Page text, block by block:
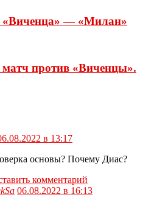
«Виченца» — «Милан»
против «Виченцы».
в 13:17
основы? Почему Диас?
комментарий
06.08.2022 в 16:13